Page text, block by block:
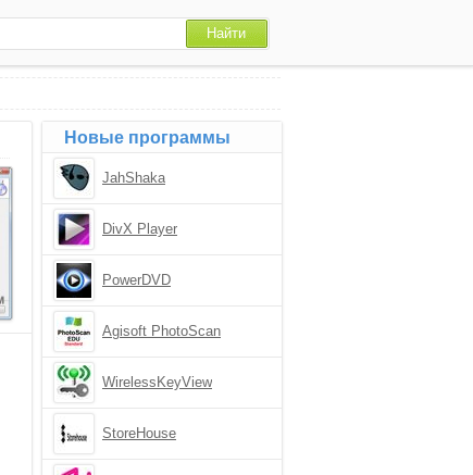
Новые программы
JahShaka
DivX Player
PowerDVD
Agisoft PhotoScan
WirelessKeyView
StoreHouse